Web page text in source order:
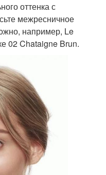
оттенка с
межресничное
например, Le
02 Chataigne Brun.